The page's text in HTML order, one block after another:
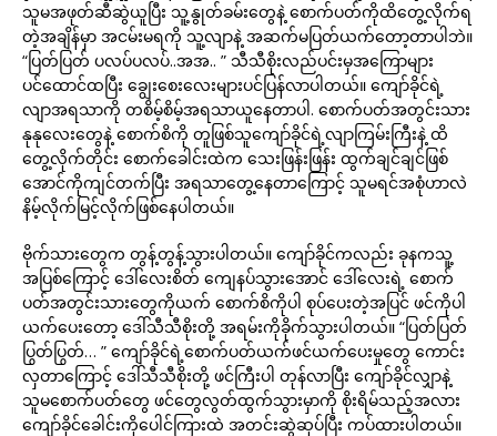
သူမအဖုတ်ဆီဆွဲယူပြီး သူ့နွုတ်ခမ်းတွေနဲ့ စောက်ပတ်ကိုထိတွေ့လိုက်ရ
တဲ့အချိန်မှာ အငမ်းမရကို သူ့လျာနဲ့ အဆက်မပြတ်ယက်တော့တာပါဘဲ။
“ပြတ်ပြတ် ပလပ်ပလပ်..အအ.. ” သီသီစိုးလည်ပင်းမှအကြောများ
ပင်ထောင်ထပြီး ချွေးစေးလေးများပင်ပြန်လာပါတယ်။ ကျော်ခိုင်ရဲ့
လျာအရသာကို တစိမ့်စိမ့်အရသာယူနေတာပါ. စောက်ပတ်အတွင်းသား
နုနုလေးတွေနဲ့ စောက်စိကို တူဖြစ်သူကျော်ခိုင်ရဲ့လျာကြမ်းကြီးနဲ့ ထိ
တွေ့လိုက်တိုင်း စောက်ခေါင်းထဲက သေးဖြန်းဖြန်း ထွက်ချင်ချင်ဖြစ်
အောင်ကိုကျင်တက်ပြီး အရသာတွေ့နေတာကြောင့် သူမရင်အစုံဟာလဲ
နိမ့်လိုက်မြင့်လိုက်ဖြစ်နေပါတယ်။
ဗိုက်သားတွေက တွန့်တွန့်သွားပါတယ်။ ကျော်ခိုင်ကလည်း ခုနကသူ့
အပြစ်ကြောင့် ဒေါ်လေးစိတ် ကျေနပ်သွားအောင် ဒေါ်လေးရဲ့ စောက်
ပတ်အတွင်းသားတွေကိုယက် စောက်စိကိုပါ စုပ်ပေးတဲ့အပြင် ဖင်ကိုပါ
ယက်ပေးတော့ ဒေါ်သီသီစိုးတို့ အရမ်းကိုခိုက်သွားပါတယ်။ “ပြတ်ပြတ်
ပြွတ်ပြွတ်… ” ကျော်ခိုင်ရဲ့စောက်ပတ်ယက်ဖင်ယက်ပေးမှုတွေ ကောင်း
လှတာကြောင့် ဒေါ်သီသီစိုးတို့ ဖင်ကြီးပါ တုန်လာပြီး ကျော်ခိုင်လျှာနဲ့
သူမစောက်ပတ်တွေ ဖင်တွေလွတ်ထွက်သွားမှာကို စိုးရိမ်သည့်အလား
ကျော်ခိုင်ခေါင်းကိုပေါင်ကြားထဲ အတင်းဆွဲဆုပ်ပြီး ကပ်ထားပါတယ်။